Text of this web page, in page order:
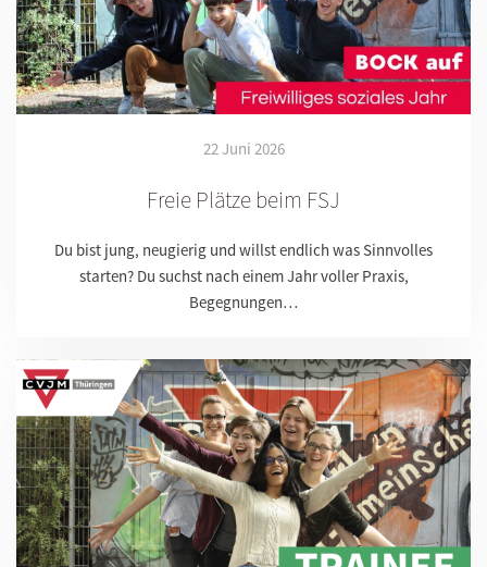
22 Juni 2026
Freie Plätze beim FSJ
Du bist jung, neugierig und willst endlich was Sinnvolles
starten? Du suchst nach einem Jahr voller Praxis,
Begegnungen…